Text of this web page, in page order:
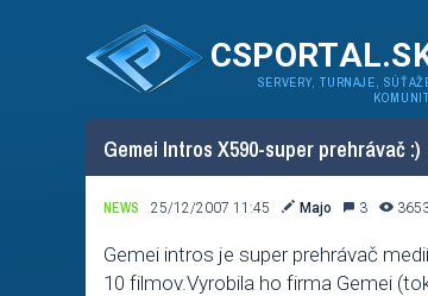
SERVERY, TURNAJE,
Gemei Intros X590-super prehrávač :)
NEWS 25/12/2007 11:45 Majo 3
Gemei intros je super prehrávač
10 filmov.Vyrobila ho firma Gemei